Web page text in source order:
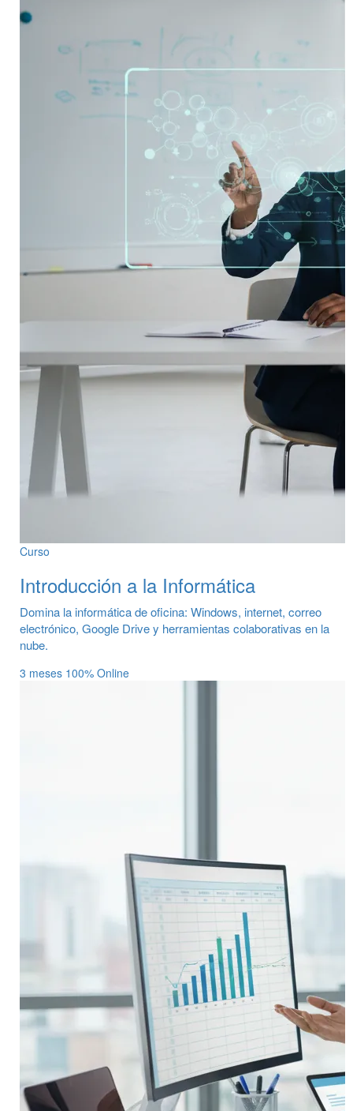
Curso
Introducción a la Informática
Domina la informática de oficina: Windows, internet, correo
electrónico, Google Drive y herramientas colaborativas en la
nube.
3 meses 100% Online